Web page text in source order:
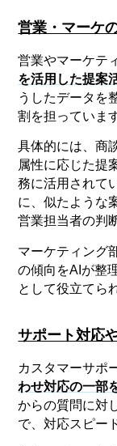
営業・マーケ
営業やマーケテ
を活用した提案
うしたデータを
割を担っていま
具体的には、商
属性に応じた提
務に活用されて
に、似たような
営業担当者の判
マーケティング
の傾向をAIが整
として役立てら
サポート対応
カスタマーサポ
わせ対応の一部
からの質問に対
で、対応スピー